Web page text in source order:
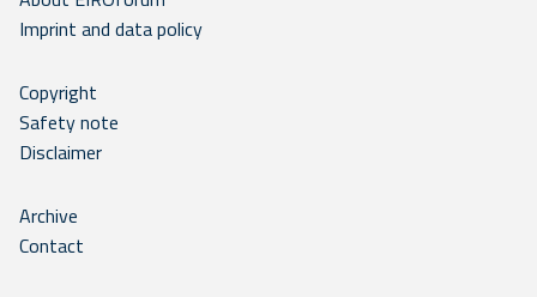
Imprint and data policy
Copyright
Safety note
Disclaimer
Archive
Contact